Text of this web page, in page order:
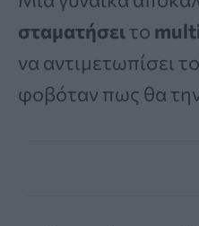
σταματήσειτο
να αντιμετωπίσει το
φοβόταν πως θα